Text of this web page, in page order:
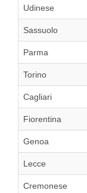
Udinese
Sassuolo
Parma
Torino
Cagliari
Fiorentina
Genoa
Lecce
Cremonese